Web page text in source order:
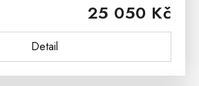
25 050 Kč
Detail
ale také krásný a...